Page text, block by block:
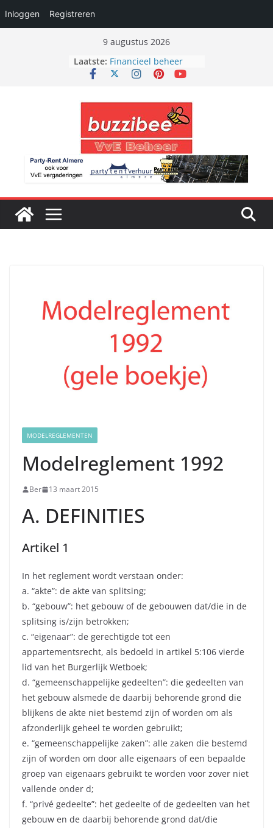
Inloggen Registreren
9 augustus 2026
Laatste: Bouwkundig beheer
Financieel beheer
Bestuurlijk beheer
MODELREGLEMENTEN
Modelreglement 1992
Ber 13 maart 2015
A. DEFINITIES
Artikel 1
In het reglement wordt verstaan onder:
a. “akte”: de akte van splitsing;
b. “gebouw”: het gebouw of de gebouwen dat/die in de
splitsing is/zijn betrokken;
c. “eigenaar”: de gerechtigde tot een
appartementsrecht, als bedoeld in artikel 5:106 vierde
lid van het Burgerlijk Wetboek;
d. “gemeenschappelijke gedeelten”: die gedeelten van
het gebouw alsmede de daarbij behorende grond die
blijkens de akte niet bestemd zijn of worden om als
afzonderlijk geheel te worden gebruikt;
e. “gemeenschappelijke zaken”: alle zaken die bestemd
zijn of worden om door alle eigenaars of een bepaalde
groep van eigenaars gebruikt te worden voor zover niet
vallende onder d;
f. “privé gedeelte”: het gedeelte of de gedeelten van het
gebouw en de daarbij behorende grond dat/die